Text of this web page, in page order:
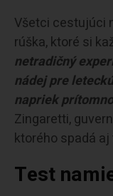
Všetci cestujúci
rúška, ktoré si
netradičný
nádej pre
napriek
Zingaretti,
ktorého spadá
Test